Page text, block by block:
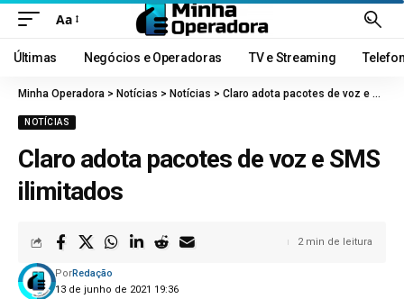
Aa
Últimas Negócios e Operadoras TV e Streaming
Minha Operadora > Notícias > Notícias > Claro adota pacotes de voz e SMS ilimitados
NOTÍCIAS
Claro adota pacotes de voz e SMS
ilimitados
13 de junho de 2021 19:36
PorRedação
2 min de leitura